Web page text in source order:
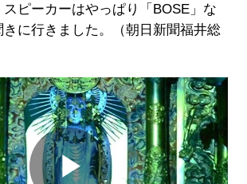
ピーカーはやっぱり「BOSE」な
に行きました。（朝日新聞福井総